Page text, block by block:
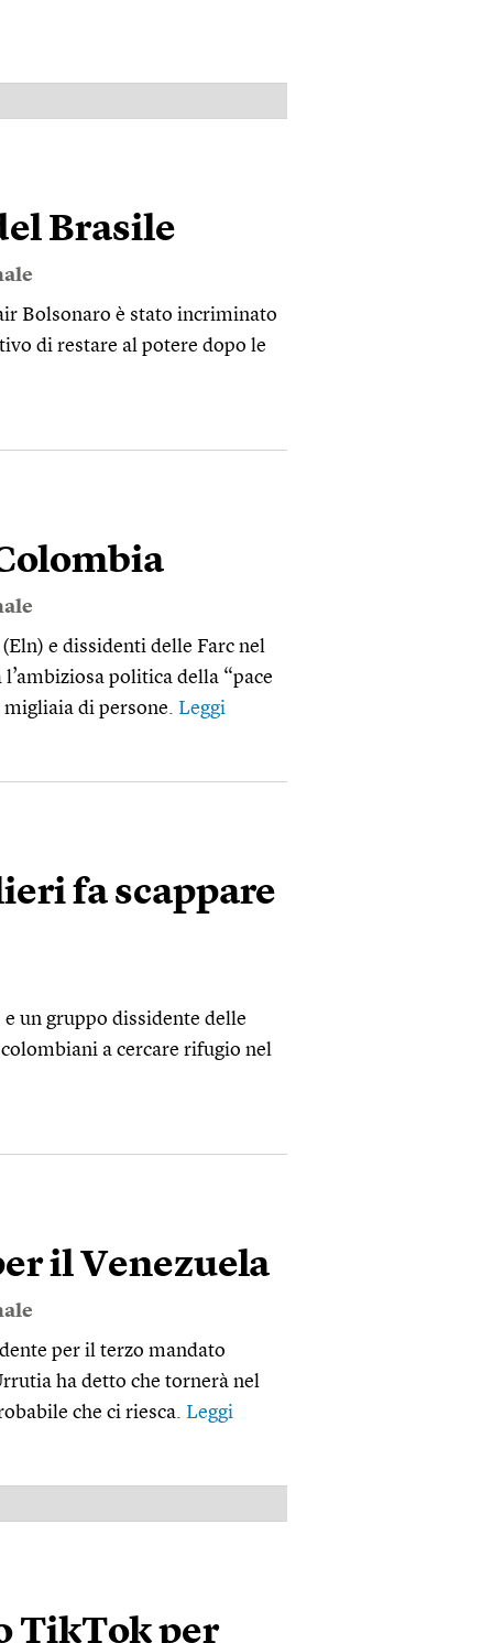
Brasile
Bolsonaro è stato incriminato
di restare al potere dopo le
e dissidenti delle Farc nel
politica della “pace
di persone. Leggi
fa scappare
un gruppo dissidente delle
a cercare rifugio nel
il Venezuela
per il terzo mandato
ha detto che tornerà nel
che ci riesca. Leggi
TikTok per